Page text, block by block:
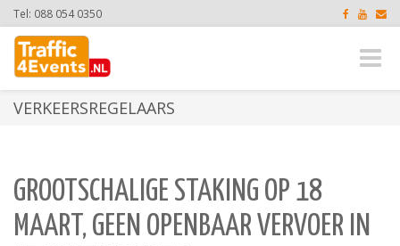
Tel: 088 054 0350
Toggle
VERKEERSREGELAARS
GROOTSCHALIGE STAKING OP 18
MAART, GEEN OPENBAAR VERVOER IN